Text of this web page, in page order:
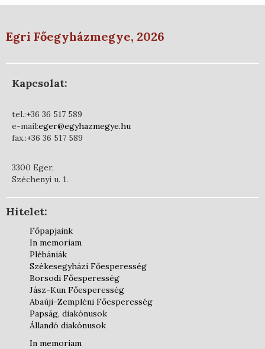
Egri Főegyházmegye, 2026
Kapcsolat:
tel.:+36 36 517 589
e-mail:eger@egyhazmegye.hu
fax.:+36 36 517 589
3300 Eger,
Széchenyi u. 1.
Hitelet:
Főpapjaink
In memoriam
Plébániák
Székesegyházi Főesperesség
Borsodi Főesperesség
Jász-Kun Főesperesség
Abaúji-Zempléni Főesperesség
Papság, diakónusok
Állandó diakónusok
In memoriam